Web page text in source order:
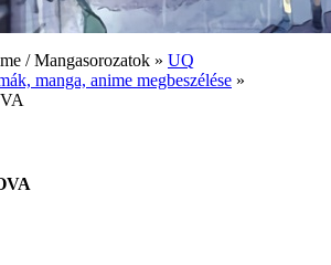
/ Mangasorozatok » UQ
manga, anime megbeszélése »